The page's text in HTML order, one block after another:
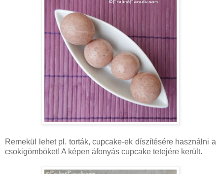
Remekül lehet pl. torták, cupcake-ek díszítésére használni a
csokigömböket! A képen áfonyás cupcake tetejére került.